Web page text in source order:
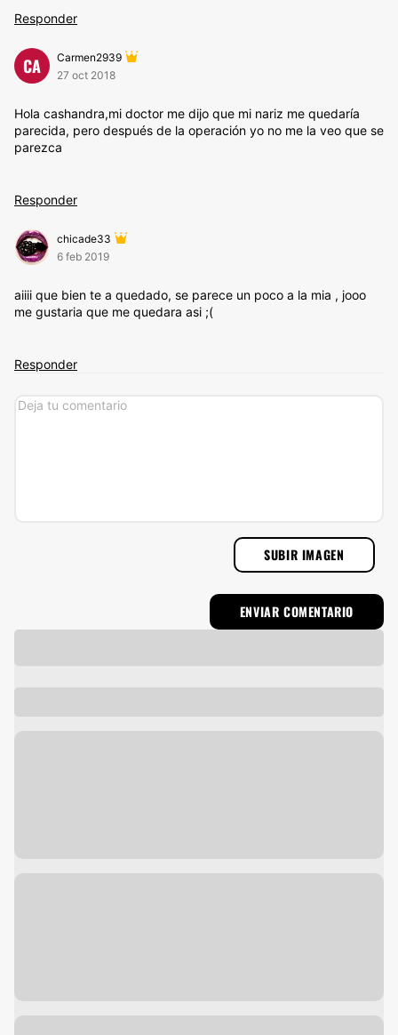
Responder
CA
Carmen2939
27 oct 2018
Hola cashandra,mi doctor me dijo que mi nariz me quedaría
parecida, pero después de la operación yo no me la veo que se
parezca
Responder
chicade33
6 feb 2019
aiiii que bien te a quedado, se parece un poco a la mia , jooo
me gustaria que me quedara asi ;(
Responder
SUBIR IMAGEN